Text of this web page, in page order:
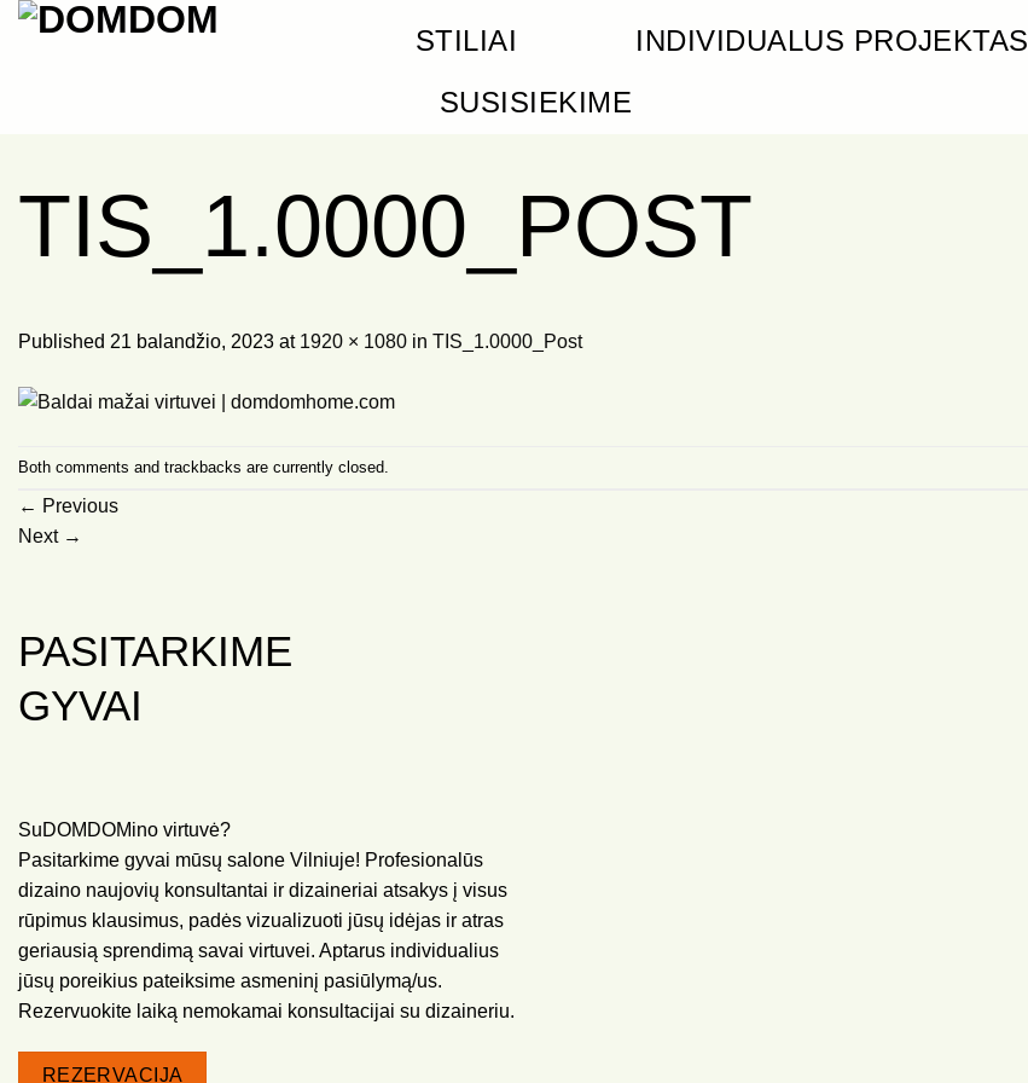
Skip
STILIAI INDIVIDUALUS PROJEKTAS
SUSISIEKIME
TIS_1.0000_POST
Published 21 balandžio, 2023 at 1920 × 1080 in TIS_1.0000_Post
Both comments and trackbacks are currently closed.
← Previous
Next →
PASITARKIME
GYVAI
SuDOMDOMino virtuvė?
Pasitarkime gyvai mūsų salone Vilniuje! Profesionalūs
dizaino naujovių konsultantai ir dizaineriai atsakys į visus
rūpimus klausimus, padės vizualizuoti jūsų idėjas ir atras
geriausią sprendimą savai virtuvei. Aptarus individualius
jūsų poreikius pateiksime asmeninį pasiūlymą/us.
Rezervuokite laiką nemokamai konsultacijai su dizaineriu.
REZERVACIJA